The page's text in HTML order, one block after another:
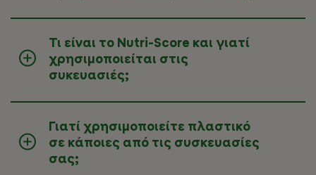
Τι είναι το Nutri-Score και γιατί
χρησιμοποιείται στις
συκευασιές;
Γιατί χρησιμοποιείτε πλαστικό
σε κάποιες από τις συσκευασίες
σας;